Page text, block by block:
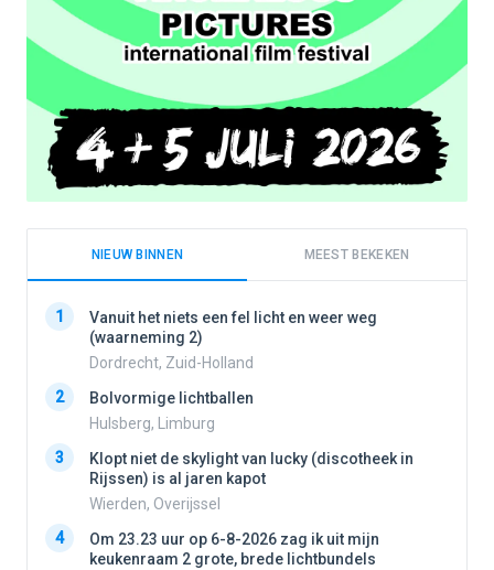
NIEUW BINNEN MEEST BEKEKEN
1
Vanuit het niets een fel licht en weer weg
(waarneming 2)
Dordrecht, Zuid-Holland
2
Bolvormige lichtballen
Hulsberg, Limburg
3
Klopt niet de skylight van lucky (discotheek in
Rijssen) is al jaren kapot
Wierden, Overijssel
4
Om 23.23 uur op 6-8-2026 zag ik uit mijn
keukenraam 2 grote, brede lichtbundels